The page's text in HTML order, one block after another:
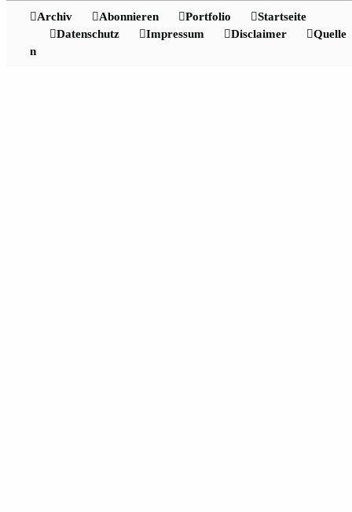
Archiv Abonnieren Portfolio
Startseite
Datenschutz
Impressum Disclaimer
Quelle
n